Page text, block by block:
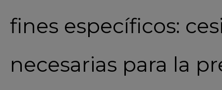
fines específicos:
necesarias para la